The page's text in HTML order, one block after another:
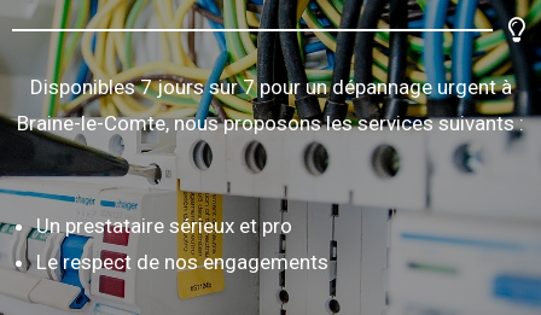
Disponibles 7 jours sur 7 pour un dépannage urgent à
Braine-le-Comte, nous proposons les services suivants :
Un prestataire sérieux et pro
Le respect de nos engagements